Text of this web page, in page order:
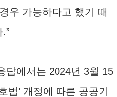
우 가능하다고 했기 때
답에서는 2024년 3월 15
법’ 개정에 따른 공공기